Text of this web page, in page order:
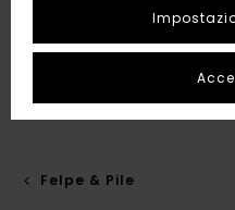
Felpe & Pile